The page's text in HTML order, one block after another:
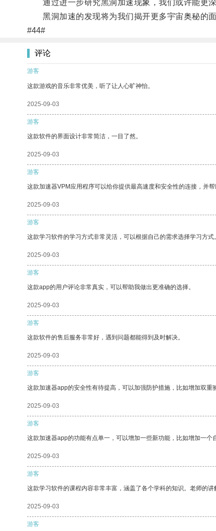
通过进一步研究黑洞加速现象，我们或许能更深
黑洞加速的发现将为我们揭开更多宇宙奥秘的面
#44#
评论
游客
这款游戏的音乐非常优美，听了让人心旷神怡。
2025-09-03
游客
这款软件的界面设计非常简洁，一目了然。
2025-09-03
游客
这款加速器VPM应用程序可以给你提供最高速度和安全性的连接，并帮
2025-09-03
游客
这款学习软件的学习方式非常灵活，可以根据自己的需求选择学习方式
2025-09-03
游客
这款app的用户评论非常真实，可以帮助我做出更准确的选择。
2025-09-03
游客
这款软件的售后服务非常好，遇到问题都能得到及时解决。
2025-09-03
游客
这款加速器app的安全性有待提高，可以加强防护措施，比如增加双重
2025-09-03
游客
这款加速器app的功能有点单一，可以增加一些新功能，比如增加一个
2025-09-03
游客
这款学习软件的课程内容非常丰富，涵盖了各个学科的知识。老师的讲
2025-09-03
游客